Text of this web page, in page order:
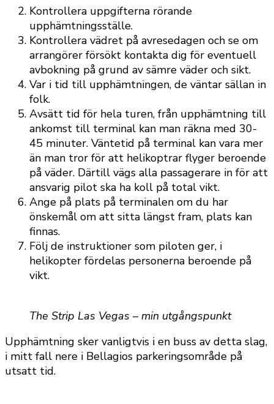
Kontrollera uppgifterna rörande
upphämtningsställe.
Kontrollera vädret på avresedagen och se om
arrangörer försökt kontakta dig för eventuell
avbokning på grund av sämre väder och sikt.
Var i tid till upphämtningen, de väntar sällan in
folk.
Avsätt tid för hela turen, från upphämtning till
ankomst till terminal kan man räkna med 30-
45 minuter. Väntetid på terminal kan vara mer
än man tror för att helikoptrar flyger beroende
på väder. Därtill vägs alla passagerare in för att
ansvarig pilot ska ha koll på total vikt.
Ange på plats på terminalen om du har
önskemål om att sitta längst fram, plats kan
finnas.
Följ de instruktioner som piloten ger, i
helikopter fördelas personerna beroende på
vikt.
The Strip Las Vegas – min utgångspunkt
Upphämtning sker vanligtvis i en buss av detta slag,
i mitt fall nere i Bellagios parkeringsområde på
utsatt tid.